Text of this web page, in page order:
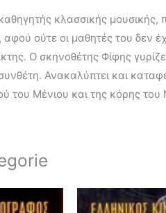
κλασσικής μουσικής,
αφού ούτε οι μαθητές του δεν
Ο σκηνοθέτης Φίφης
Ανακαλύπτει και
του Μένιου και της κόρης του